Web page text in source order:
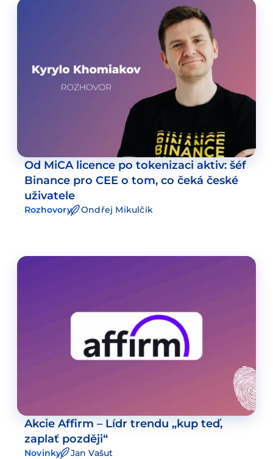
Od MiCA licence po tokenizaci aktiv: šéf
Binance pro CEE o tom, co čeká české
uživatele
Rozhovory Ondřej Mikulčík
Akcie Affirm – Lídr trendu „kup teď,
zaplať později“
Novinky Jan Vašut